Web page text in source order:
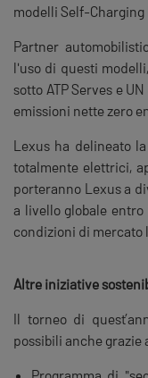
modelli Self-
Partner
l'uso di questi
sotto ATP Serves e
emissioni nette zero
Lexus ha delineato
totalmente elettrici,
porteranno Lexus a
a livello globale
condizioni di mercato
Altre iniziative
Il torneo di
possibili anche
Programma di